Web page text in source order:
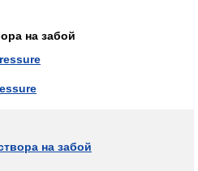
на забой
на забой